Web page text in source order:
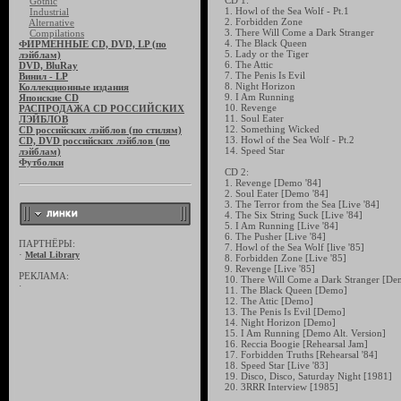
Industrial
Alternative
Compilations
ФИРМЕННЫЕ CD, DVD, LP (по
лэйблам)
DVD, BluRay
Винил - LP
Коллекционные издания
Японские CD
РАСПРОДАЖА CD РОССИЙСКИХ
ЛЭЙБЛОВ
CD российских лэйблов (по стилям)
CD, DVD российских лэйблов (по
лэйблам)
Футболки
ПАРТНЁРЫ:
· Metal Library
РЕКЛАМА:
·
1. Howl of the Sea Wolf - Pt.1
2. Forbidden Zone
3. There Will Come a Dark Stranger
4. The Black Queen
5. Lady or the Tiger
6. The Attic
7. The Penis Is Evil
8. Night Horizon
9. I Am Running
10. Revenge
11. Soul Eater
12. Something Wicked
13. Howl of the Sea Wolf - Pt.2
14. Speed Star
CD 2:
1. Revenge [Demo '84]
2. Soul Eater [Demo '84]
3. The Terror from the Sea [Live '84]
4. The Six String Suck [Live '84]
5. I Am Running [Live '84]
6. The Pusher [Live '84]
7. Howl of the Sea Wolf [live '85]
8. Forbidden Zone [Live '85]
9. Revenge [Live '85]
10. There Will Come a Dark Stranger
11. The Black Queen [Demo]
12. The Attic [Demo]
13. The Penis Is Evil [Demo]
14. Night Horizon [Demo]
15. I Am Running [Demo Alt. Version]
16. Reccia Boogie [Rehearsal Jam]
17. Forbidden Truths [Rehearsal '84]
18. Speed Star [Live '83]
19. Disco, Disco, Saturday Night [1981]
20. 3RRR Interview [1985]